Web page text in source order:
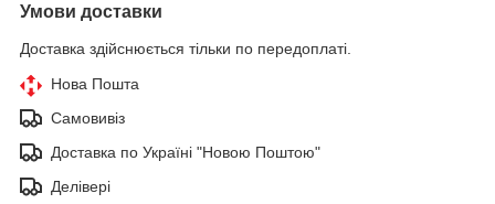
Умови доставки
Доставка здійснюється тільки по передоплаті.
Нова Пошта
Самовивіз
Доставка по Україні "Новою Поштою"
Делівері